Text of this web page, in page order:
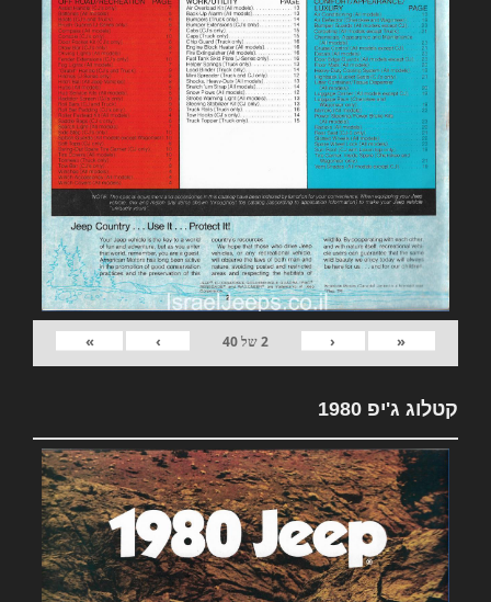
«
‹
2של40
›
»
קטלוג ג'יפ 1980